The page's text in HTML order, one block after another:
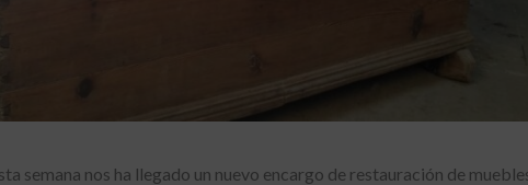
semana nos ha llegado un nuevo encargo de restauración de